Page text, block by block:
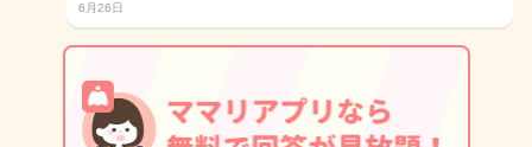
6月26日